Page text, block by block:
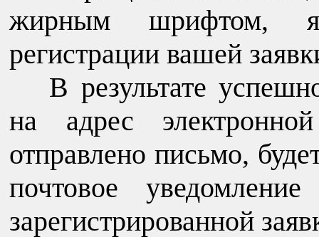
жирным шрифтом,
регистрации вашей
В результате
на адрес
отправлено письмо,
почтовое
зарегистрированной